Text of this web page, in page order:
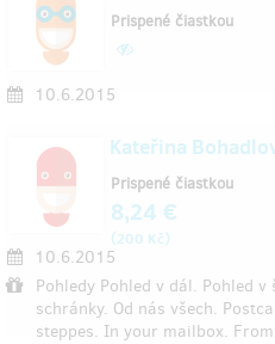
10.6.2015
Prispené čiastkou
Kateřina
10.6.2015
Pohledy Pohled v dál. Pohled
schránky. Od nás všech.
steppes. In your mailbox.
Prispené čiastkou
8,24 €
(200 Kč)